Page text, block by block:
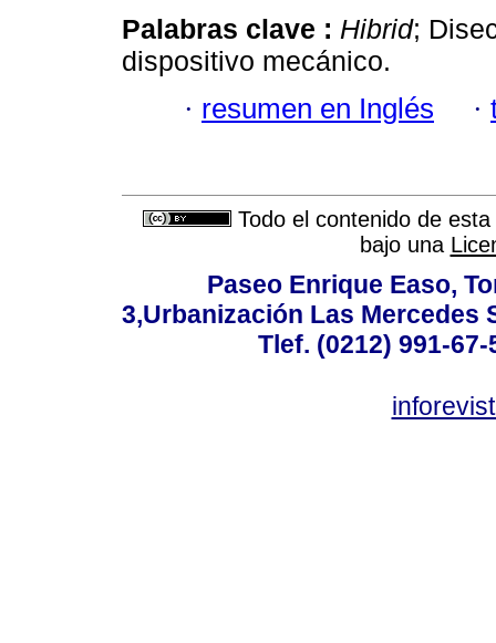
Palabras clave : Hibrid;
dispositivo mecánico.
· resumen en Inglés ·
Todo el contenido de
bajo una
Paseo Enrique Easo,
3,Urbanización Las Mercedes
Tlef. (0212) 991-